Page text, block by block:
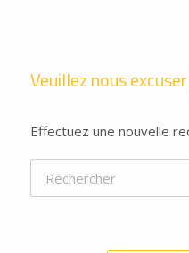
Veuillez nous
Effectuez une nouvelle